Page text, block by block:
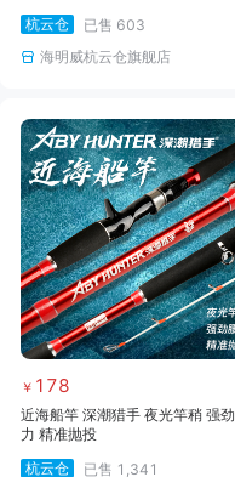
杭云仓
已售 603
海明威杭云仓旗舰店
￥ 178
近海船竿 深潮猎手 夜光竿稍 强
力 精准抛投
杭云仓
已售 1,341